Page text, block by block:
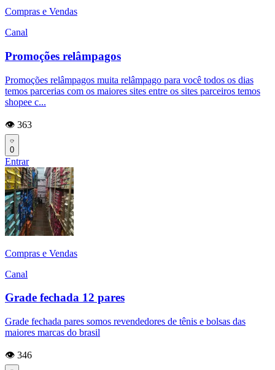
Compras e Vendas
Canal
Promoções relâmpagos
Promoções relâmpagos muita relâmpago para você todos os dias
temos parcerias com os maiores sites entre os sites parceiros temos
shopee c...
👁️ 363
0
Entrar
Compras e Vendas
Canal
Grade fechada 12 pares
Grade fechada pares somos revendedores de tênis e bolsas das
maiores marcas do brasil
👁️ 346